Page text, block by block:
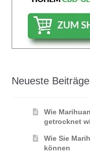
Neueste Beiträge
Wie
getrocknet
Wie Sie
können